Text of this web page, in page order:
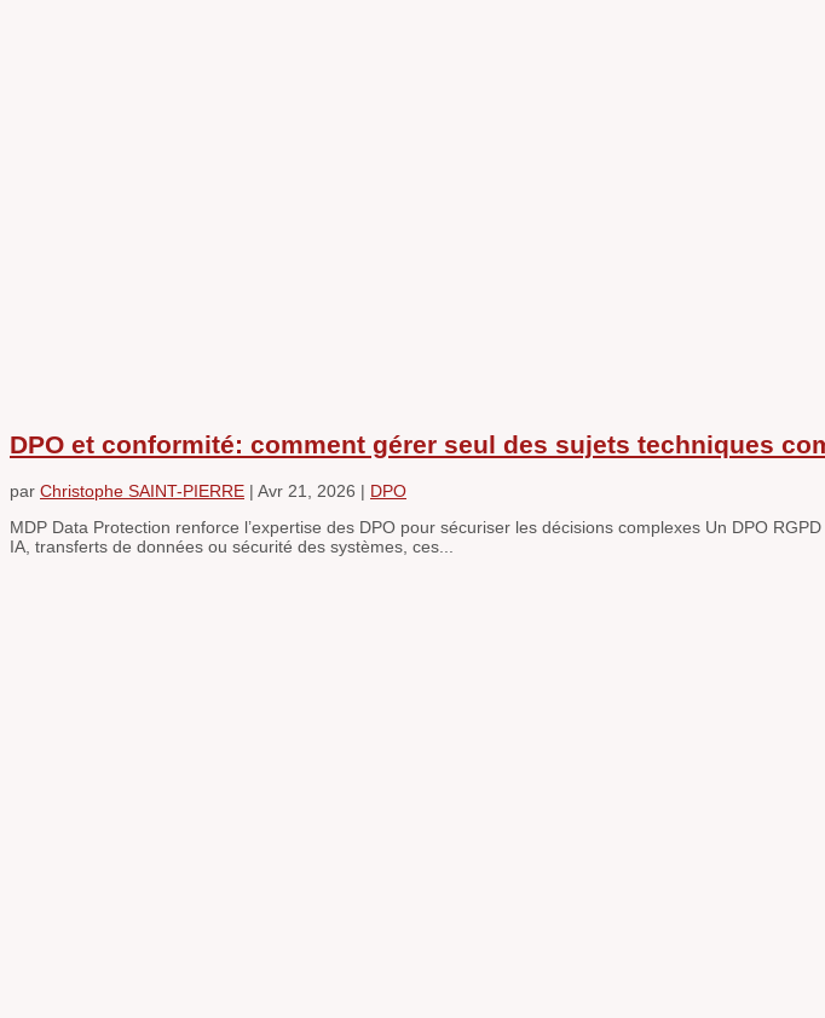
DPO et conformité: comment gérer seul des sujets techniques
par Christophe SAINT-PIERRE | Avr 21, 2026 | DPO
MDP Data Protection renforce l’expertise des DPO pour sécuriser les décisions complexes Un DPO
IA, transferts de données ou sécurité des systèmes, ces...